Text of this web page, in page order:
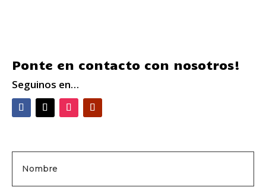
Ponte en contacto con nosotros!
Seguinos en…